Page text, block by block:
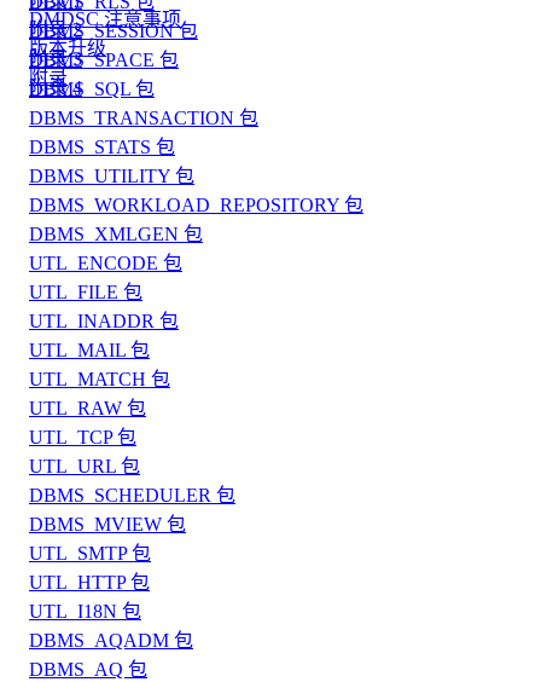
附录 2
附录 3
附录 4
DMDSC 注意事项
版本升级
附录
DBMS_SESSION 包
DBMS_SPACE 包
DBMS_SQL 包
DBMS_TRANSACTION 包
DBMS_STATS 包
DBMS_UTILITY 包
DBMS_WORKLOAD_REPOSITORY 包
DBMS_XMLGEN 包
UTL_ENCODE 包
UTL_FILE 包
UTL_INADDR 包
UTL_MAIL 包
UTL_MATCH 包
UTL_RAW 包
UTL_TCP 包
UTL_URL 包
DBMS_SCHEDULER 包
DBMS_MVIEW 包
UTL_SMTP 包
UTL_HTTP 包
UTL_I18N 包
DBMS_AQADM 包
DBMS_AQ 包